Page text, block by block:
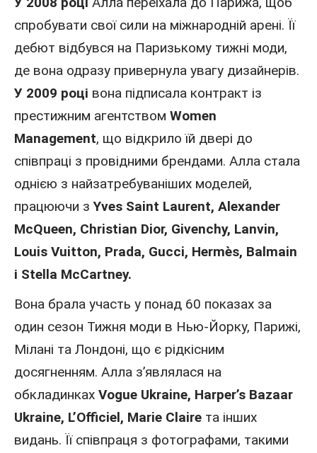
спробувати свої сили на міжнародній арені. Її
дебют відбувся на Паризькому тижні моди,
де вона одразу привернула увагу дизайнерів.
У 2009 році вона підписала контракт із
престижним агентством Women
Management, що відкрило їй двері до
співпраці з провідними брендами. Алла стала
однією з найзатребуваніших моделей,
працюючи зYves Saint Laurent, Alexander
McQueen, Christian Dior, Givenchy, Lanvin,
Louis Vuitton, Prada, Gucci, Hermès, Balmain
і Stella McCartney.
Вона брала участь у понад 60 показах за
один сезон Тижня моди в Нью-Йорку, Парижі,
Мілані та Лондоні, що є рідкісним
досягненням. Алла з’являлася на
обкладинках Vogue Ukraine, Harper’s Bazaar
Ukraine, L’Officiel, Marie Claire та інших
видань. Її співпраця з фотографами, такими